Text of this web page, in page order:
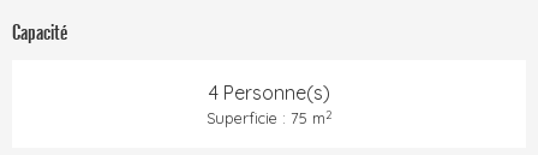
Capacité
4 Personne(s)
Superficie : 75 m2